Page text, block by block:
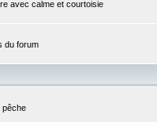
avec calme et courtoisie
du forum
pêche